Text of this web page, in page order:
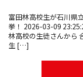
富田林高校生が石川県
挙！ 2026-03-09
林高校の生徒さんから
生 […]